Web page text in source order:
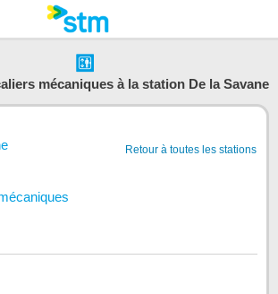
mécaniques à la station De la Savane
Retour à toutes les stations